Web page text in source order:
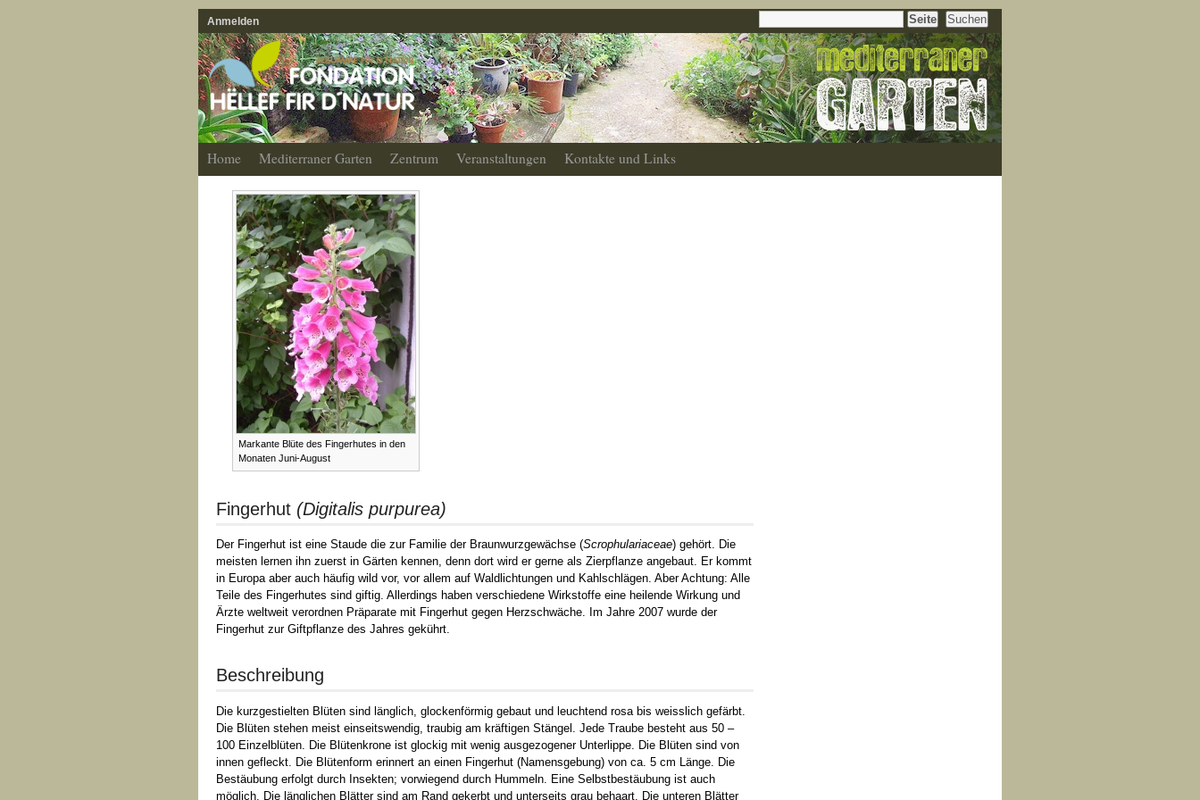
Anmelden
Home Mediterraner Garten Zentrum Veranstaltungen Kontakte und Links
Markante Blüte des Fingerhutes in den
Monaten Juni-August
Fingerhut (Digitalis purpurea)
Der Fingerhut ist eine Staude die zur Familie der Braunwurzgewächse (Scrophulariaceae) gehört. Die
meisten lernen ihn zuerst in Gärten kennen, denn dort wird er gerne als Zierpflanze angebaut. Er kommt
in Europa aber auch häufig wild vor, vor allem auf Waldlichtungen und Kahlschlägen. Aber Achtung: Alle
Teile des Fingerhutes sind giftig. Allerdings haben verschiedene Wirkstoffe eine heilende Wirkung und
Ärzte weltweit verordnen Präparate mit Fingerhut gegen Herzschwäche. Im Jahre 2007 wurde der
Fingerhut zur Giftpflanze des Jahres gekührt.
Beschreibung
Die kurzgestielten Blüten sind länglich, glockenförmig gebaut und leuchtend rosa bis weisslich gefärbt.
Die Blüten stehen meist einseitswendig, traubig am kräftigen Stängel. Jede Traube besteht aus 50 –
100 Einzelblüten. Die Blütenkrone ist glockig mit wenig ausgezogener Unterlippe. Die Blüten sind von
innen gefleckt. Die Blütenform erinnert an einen Fingerhut (Namensgebung) von ca. 5 cm Länge. Die
Bestäubung erfolgt durch Insekten; vorwiegend durch Hummeln. Eine Selbstbestäubung ist auch
möglich. Die länglichen Blätter sind am Rand gekerbt und unterseits grau behaart. Die unteren Blätter